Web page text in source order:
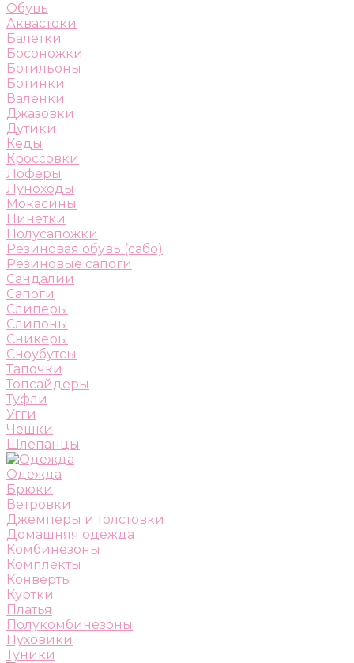
Обувь
Аквастоки
Балетки
Босоножки
Ботильоны
Ботинки
Валенки
Джазовки
Дутики
Кеды
Кроссовки
Лоферы
Луноходы
Мокасины
Пинетки
Полусапожки
Резиновая обувь (сабо)
Резиновые сапоги
Сандалии
Сапоги
Слиперы
Слипоны
Сникеры
Сноубутсы
Тапочки
Топсайдеры
Туфли
Угги
Чешки
Шлепанцы
Одежда
Брюки
Ветровки
Джемперы и толстовки
Домашняя одежда
Комбинезоны
Комплекты
Конверты
Куртки
Платья
Полукомбинезоны
Пуховики
Туники